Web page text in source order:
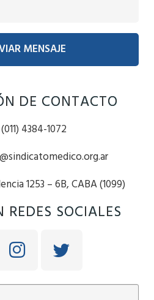
MENSAJE
DE CONTACTO
(011) 4384-1072
1253 – 6B, CABA (1099)
REDES SOCIALES